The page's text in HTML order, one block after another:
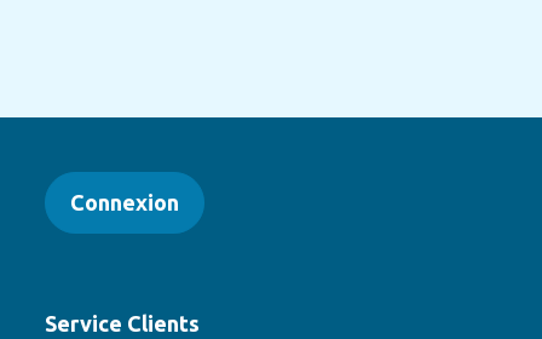
Connexion
Service Clients